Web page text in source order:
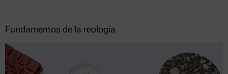
Fundamentos de la reología